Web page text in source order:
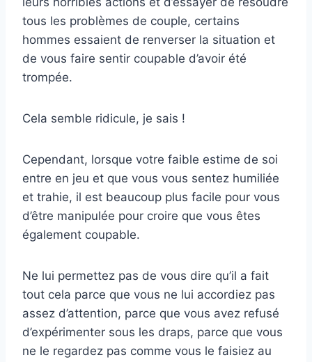
tous les problèmes de couple, certains
hommes essaient de renverser la situation et
de vous faire sentir coupable d’avoir été
trompée.
Cela semble ridicule, je sais !
Cependant, lorsque votre faible estime de soi
entre en jeu et que vous vous sentez humiliée
et trahie, il est beaucoup plus facile pour vous
d’être manipulée pour croire que vous êtes
également coupable.
Ne lui permettez pas de vous dire qu’il a fait
tout cela parce que vous ne lui accordiez pas
assez d’attention, parce que vous avez refusé
d’expérimenter sous les draps, parce que vous
ne le regardez pas comme vous le faisiez au